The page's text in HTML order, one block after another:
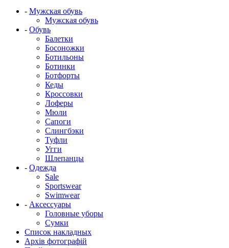
- Мужская обувь
Мужская обувь
- Обувь
Балетки
Босоножки
Ботильоны
Ботинки
Ботфорты
Кеды
Кроссовки
Лоферы
Мюли
Сапоги
Слингбэки
Туфли
Угги
Шлепанцы
- Одежда
Sale
Sportswear
Swimwear
- Аксессуары
Головные уборы
Сумки
Список накладных
Архів фотографій